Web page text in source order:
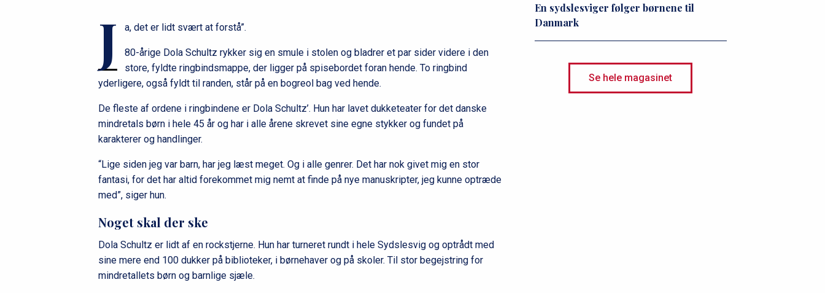
J a, det er lidt svært at forstå”.
80-årige Dola Schultz rykker sig en smule i stolen og bladrer et par sider videre i den
store, fyldte ringbindsmappe, der ligger på spisebordet foran hende. To ringbind
yderligere, også fyldt til randen, står på en bogreol bag ved hende.
De fleste af ordene i ringbindene er Dola Schultz’. Hun har lavet dukketeater for det danske
mindretals børn i hele 45 år og har i alle årene skrevet sine egne stykker og fundet på
karakterer og handlinger.
“Lige siden jeg var barn, har jeg læst meget. Og i alle genrer. Det har nok givet mig en stor
fantasi, for det har altid forekommet mig nemt at finde på nye manuskripter, jeg kunne optræde
med”, siger hun.
Noget skal der ske
Dola Schultz er lidt af en rockstjerne. Hun har turneret rundt i hele Sydslesvig og optrådt med
sine mere end 100 dukker på biblioteker, i børnehaver og på skoler. Til stor begejstring for
mindretallets børn og barnlige sjæle.
En sydslesviger følger børnene til
Danmark
Se hele magasinet